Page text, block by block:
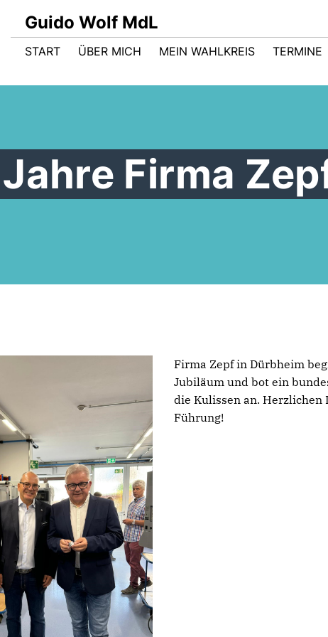
Guido Wolf MdL
START ÜBER MICH MEIN WAHLKREIS TERMINE
Firma
Firma Zepf in Dürbheim
Jubiläum und bot ein
die Kulissen an. Herzlichen
Führung!